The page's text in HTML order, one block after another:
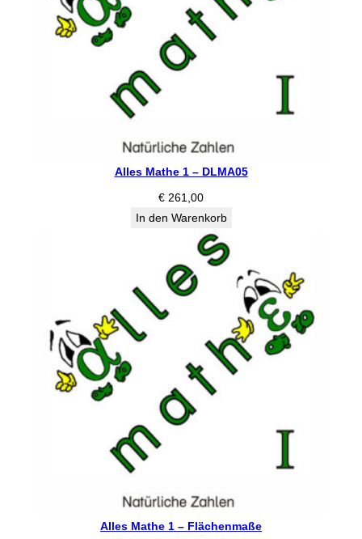
Alles Mathe 1 – DLMA05
€ 261,00
In den Warenkorb
Alles Mathe 1 – Flächenmaße